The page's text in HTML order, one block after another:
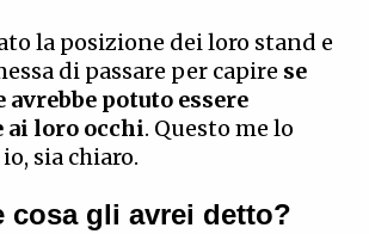
la posizione dei loro stand e
di passare per capire se
avrebbe potuto essere
ai loro occhi. Questo me lo
sia chiaro.
cosa gli avrei detto?